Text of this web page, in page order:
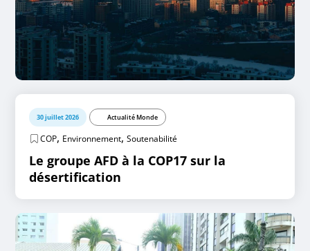
30 juillet 2026 Actualité Monde
COP, Environnement,Soutenabilité
Le groupe AFD à la COP17 sur la
désertification